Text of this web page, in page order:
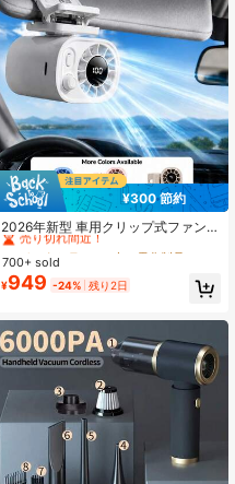
¥300 節約
2026年新型 車用クリップ式ファン L
EDディスプレイ付き - USB充電式 後
部座席用冷却ファン、100段階風量
調節 & 360°回転、1200/1400mAh
強力エアサーキュレーター、SUV、
RV、バン、ピックアップトラックの
サンバイザー & ルーフハンドルに適
しています
#5 ベストセラー に 車の電化製品
売り切れ間近！
#5 ベストセラー に 車の電化製品
売り切れ間近！
#5 ベストセラー に 車の電化製品
売り切れ間近！
#5 ベストセラー に 車の電化製品
700+ sold
¥949 -24% 残り2日